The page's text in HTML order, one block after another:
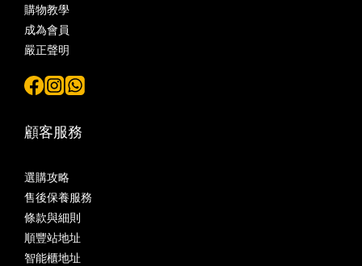
購物教學
成為會員
嚴正聲明
顧客服務
選購攻略
售後保養服務
條款與細則
順豐站地址
智能櫃地址